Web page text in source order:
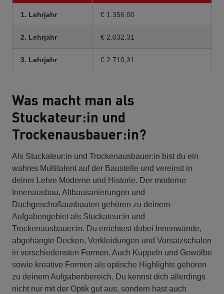
1. Lehrjahr € 1.356,00
2. Lehrjahr € 2.032,31
3. Lehrjahr € 2.710,31
Was macht man als
Stuckateur:in und
Trockenausbauer:in?
Als Stuckateur:in und Trockenausbauer:in bist du ein
wahres Multitalent auf der Baustelle und vereinst in
deiner Lehre Moderne und Historie. Der moderne
Innenausbau, Altbausanierungen und
Dachgeschoßausbauten gehören zu deinem
Aufgabengebiet als Stuckateur:in und
Trockenausbauer:in. Du errichtest dabei Innenwände,
abgehängte Decken, Verkleidungen und Vorsatzschalen
in verschiedensten Formen. Auch Kuppeln und Gewölbe
sowie kreative Formen als optische Highlights gehören
zu deinem Aufgabenbereich. Du kennst dich allerdings
nicht nur mit der Optik gut aus, sondern hast auch